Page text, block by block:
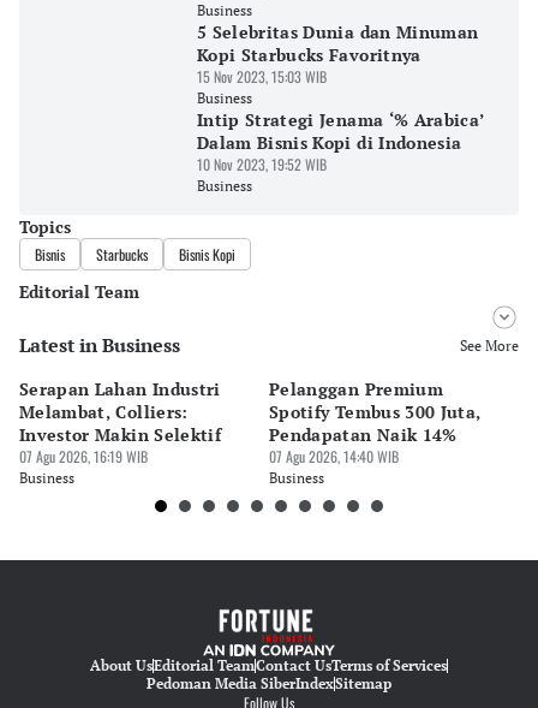
Business
5 Selebritas Dunia dan Minuman
Kopi Starbucks Favoritnya
15 Nov 2023, 15:03 WIB
Business
Intip Strategi Jenama ‘% Arabica’
Dalam Bisnis Kopi di Indonesia
10 Nov 2023, 19:52 WIB
Business
Topics
Bisnis Starbucks Bisnis Kopi
Editorial Team
Editor
Editor
Pingit Aria
Latest in Business See More
Serapan Lahan Industri
Melambat, Colliers:
Investor Makin Selektif
07 Agu 2026, 16:19 WIB
Business
Pelanggan Premium
Spotify Tembus 300 Juta,
Pendapatan Naik 14%
07 Agu 2026, 14:40 WIB
Business
About UsEditorial TeamContact UsTerms of Services
Pedoman Media SiberIndexSitemap
Follow Us